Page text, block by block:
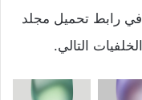
في رابط تحميل مجلد